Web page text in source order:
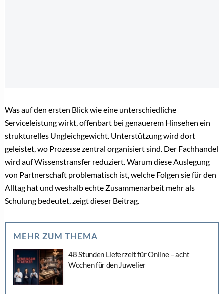
Was auf den ersten Blick wie eine unterschiedliche
Serviceleistung wirkt, offenbart bei genauerem Hinsehen ein
strukturelles Ungleichgewicht. Unterstützung wird dort
geleistet, wo Prozesse zentral organisiert sind. Der Fachhandel
wird auf Wissenstransfer reduziert. Warum diese Auslegung
von Partnerschaft problematisch ist, welche Folgen sie für den
Alltag hat und weshalb echte Zusammenarbeit mehr als
Schulung bedeutet, zeigt dieser Beitrag.
MEHR ZUM THEMA
48 Stunden Lieferzeit für Online – acht
Wochen für den Juwelier